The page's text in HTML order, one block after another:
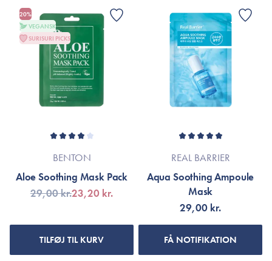
20%
VEGANSK
SURISURI PICKS
BENTON
Aloe Soothing Mask Pack
29,00 kr.23,20 kr.
TILFØJ TIL KURV
REAL BARRIER
Aqua Soothing Ampoule
Mask
29,00 kr.
FÅ NOTIFIKATION